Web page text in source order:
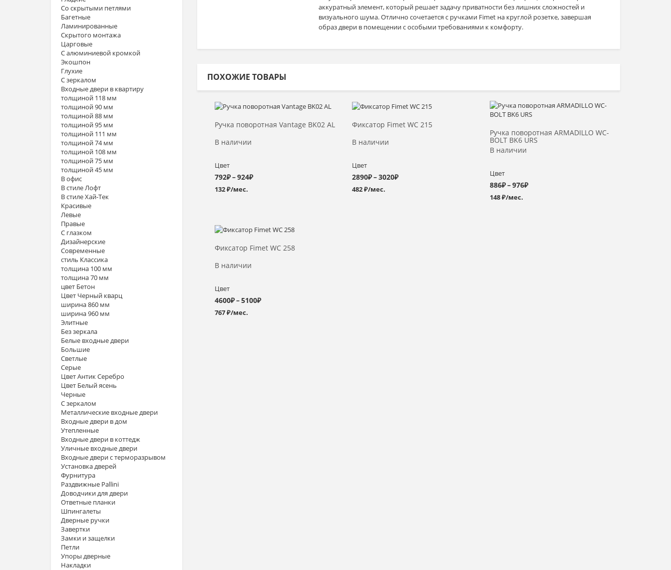
Со скрытыми петлями
Багетные
Ламинированные
Скрытого монтажа
Царговые
С алюминиевой кромкой
Экошпон
Глухие
С зеркалом
Входные двери в квартиру
толщиной 118 мм
толщиной 90 мм
толщиной 88 мм
толщиной 95 мм
толщиной 111 мм
толщиной 74 мм
толщиной 108 мм
толщиной 75 мм
толщиной 45 мм
В офис
В стиле Лофт
В стиле Хай-Тек
Красивые
Левые
Правые
С глазком
Дизайнерские
Современные
стиль Классика
толщина 100 мм
толщина 70 мм
цвет Бетон
Цвет Черный кварц
ширина 860 мм
ширина 960 мм
Элитные
Без зеркала
Белые входные двери
Большие
Светлые
Серые
Цвет Антик Серебро
Цвет Белый ясень
Черные
С зеркалом
Металлические входные двери
Входные двери в дом
Утепленные
Входные двери в коттедж
Уличные входные двери
Входные двери с терморазрывом
Установка дверей
Фурнитура
Раздвижные Pallini
Доводчики для двери
Ответные планки
Шпингалеты
Дверные ручки
Завертки
Замки и защелки
Петли
Упоры дверные
Накладки
аккуратный элемент, который решает задачу приватности без лишних сложностей и
визуального шума. Отлично сочетается с ручками Fimet на круглой розетке, завершая
образ двери в помещении с особыми требованиями к комфорту.
ПОХОЖИЕ ТОВАРЫ
Ручка поворотная Vantage BK02 AL
В наличии
Цвет
792₽–924₽Диапазон
132 ₽/мес.
Выбрать >
Фиксатор Fimet WC 215
В наличии
Цвет
2890₽–3020₽Диапазон
482 ₽/мес.
Выбрать >
Ручка поворотная ARMADILLO WC-
BOLT BK6 URS
В наличии
Цвет
886₽–976₽Диапазон
148 ₽/мес.
Выбрать >
Фиксатор Fimet WC 258
В наличии
Цвет
4600₽–5100₽Диапазон
767 ₽/мес.
Выбрать >